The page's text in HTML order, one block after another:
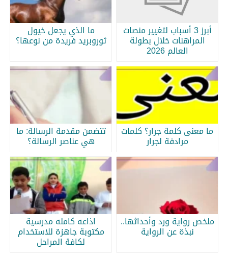
أبرز 3 أسباب لتغيير منصات
المراهنات خلال بطولة
العالم 2026
ما الذي يجعل خيول
ثوروبريد فريدة من نوعها؟
ما معنى كلمة جرار؟ كلمات
مرادفة لجرار
تتضمن مقدمة الرسالة: ما
هي عناصر الرسالة؟
ملخص رواية ورد وأحداثها..
نبذة عن الرواية
اذاعه كامله مدرسية
مكتوبة جاهزة للاستخدام
لكافة المراحل